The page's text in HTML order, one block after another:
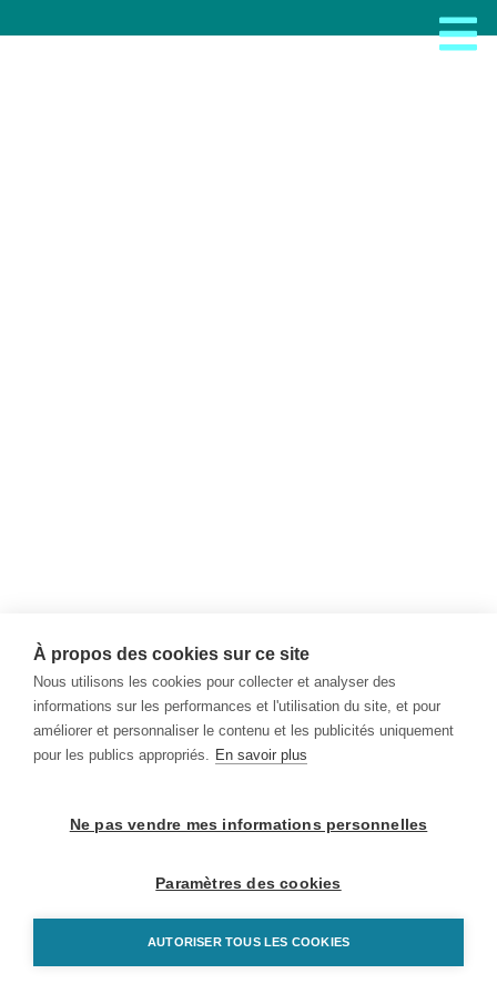
À propos des cookies sur ce site
Nous utilisons les cookies pour collecter et analyser des
informations sur les performances et l'utilisation du site, et pour
améliorer et personnaliser le contenu et les publicités uniquement
pour les publics appropriés. En savoir plus
Ne pas vendre mes informations personnelles
Paramètres des cookies
AUTORISER TOUS LES COOKIES